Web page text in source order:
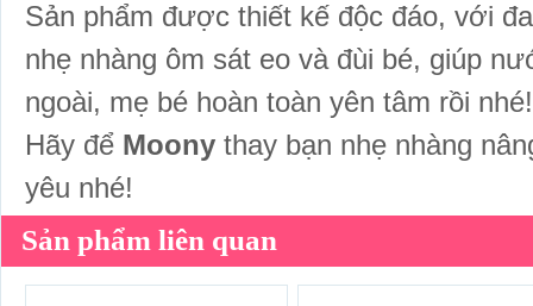
Sản phẩm được thiết kế độc đáo, với
nhẹ nhàng ôm sát eo và đùi bé, giúp
ngoài, mẹ bé hoàn toàn yên tâm rồi nhé!
Hãy để Moony thay bạn nhẹ nhàng
yêu nhé!
Sản phẩm liên quan